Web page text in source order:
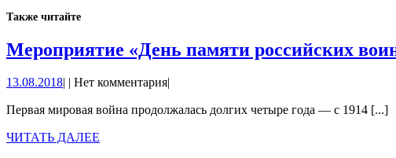
записям
Также читайте
Мероприятие «День памяти российских
13.08.201813.08.2018
| | Нет комментария|
Первая мировая война продолжалась долгих четыре года — с 1914 [...]
ЧИТАТЬ ДАЛЕЕ